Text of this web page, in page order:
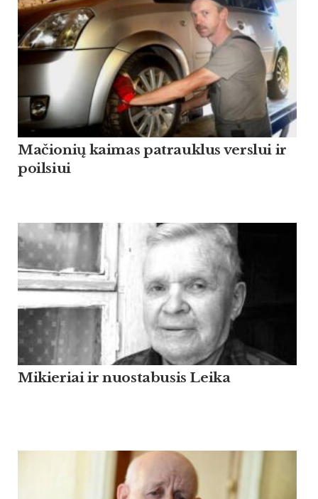
Mačionių kaimas patrauklus verslui ir
poilsiui
Mikieriai ir nuostabusis Leika